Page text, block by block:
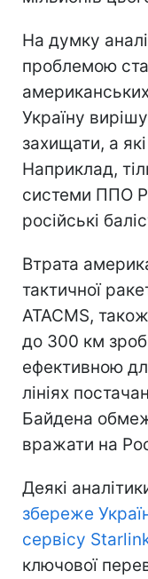
На думку
проблемою
Україну
захищати, а
Наприклад,
системи ППО
російські
Втрата
тактичної
ATACMS,
до 300 км
ефективною
лініях
Байдена
вражати на
Деякі
збереже
сервісу
ключової